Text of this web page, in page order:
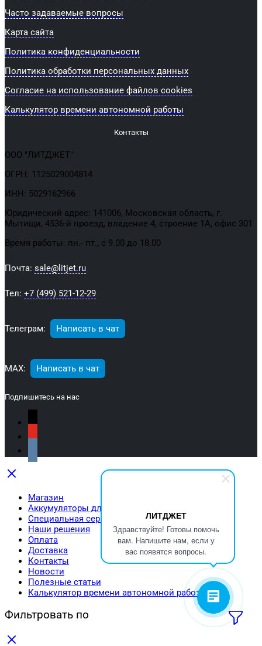
ЛИТДЖЕТ
Здравствуйте! Готовы помочь
вам. Напишите нам, если у
вас появятся вопросы.
Часто задаваемые вопросы
Карта сайта
Политика конфиденциальности
Политика обработки персональных данных
Согласие на использование файлов cookies
Калькулятор времени автономной работы
Контакты
ООО "ЛИТДЖЕТ"
ОГРН: 1125029004814
ИНН: 5029162966
Юридический адрес: 141006, Московская область, г.
Мытищи, 4536-й проезд, владение 4, строение 1А, офис 301
Время работы: пн.- пт., с 9.00 до 18.00
Почта: sale@litjet.ru
Тел: +7 (499) 521-12-29
Телеграм: Написать в чат
МАХ: Написать в чат
Подпишитесь на нас
Магазин
Аккумуляторы для квадрокоптеров
Специальная серия аккумуляторов
Наши решения
Оплата
Доставка
Контакты
Новости
Полезные статьи
Калькулятор времени автономной работы
Фильтровать по